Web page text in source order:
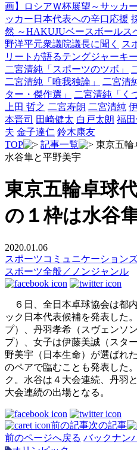
画】ロシアＷ杯展望～サッカ
ッカー日本代表への辛口応援
然 ～HAKUJUベースボールス
野洋平元衆議院議長に聞く
ス
リートが語るテングジャーキー
二宮清純「スポーツのツボ」
二宮清純「唯我独論」
二宮清
ター・傑作選」
二宮清純「く
上田 哲之 二宮寿朗 二宮清純
本晋司 田崎健太 白戸太朗 福
夫 金子達仁 鈴木康友
TOP
記事一覧
東京五輪
水谷隼と平野美宇
東京五輪卓球
の１枠は水谷
2020.01.06
スポーツコミュニケーション
スポーツ全般／ノンジャンル
６日、全日本卓球協会は都
ック日本代表候補を発表した
プ）、丹羽孝希（スヴェンソ
プ）、女子は伊藤美誠（スタ
野美宇（日本生命）が選ばれ
のペアで臨むことも発表した
ク。水谷は４大会連続、丹羽
大会連続の出場となる。
前の記事次の記事
前のページへ戻る バックナン